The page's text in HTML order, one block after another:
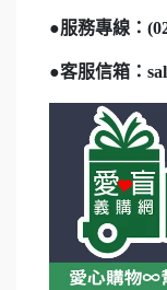
●服務專線：
●客服信箱：